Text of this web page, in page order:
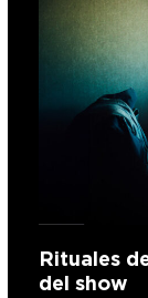
Rituales
del show